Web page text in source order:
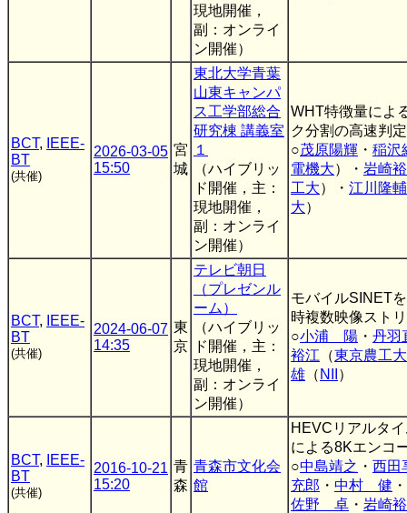
現地開催，
副：オンライ
ン開催）
BCT,
IEEE-
BT
(共催)
2026-03-05
15:50
宮
城
東北大学青葉
山東キャンパ
ス工学部総合
研究棟 講義室
１
（ハイブリッ
ド開催，主：
現地開催，
副：オンライ
ン開催）
WHT特徴量によ
ク分割の高速判
○茂原陽輝 ・ 稲沢
電機大）・ 岩崎
工大）・ 江川隆輔
大）
BCT,
IEEE-
BT
(共催)
2024-06-07
14:35
東
京
テレビ朝日
（プレゼンル
ーム）
（ハイブリッ
ド開催，主：
現地開催，
副：オンライ
ン開催）
モバイルSINET
時複数映像スト
○小浦 陽 ・ 丹羽
裕江 （東京農工大
雄 （ NII ）
BCT,
IEEE-
BT
(共催)
2016-10-21
15:20
青
森
青森市文化会
館
HEVCリアルタ
による8Kエンコ
○中島靖之 ・ 西田
充郎 ・ 中村 健 ・
佐野 卓 ・ 岩崎